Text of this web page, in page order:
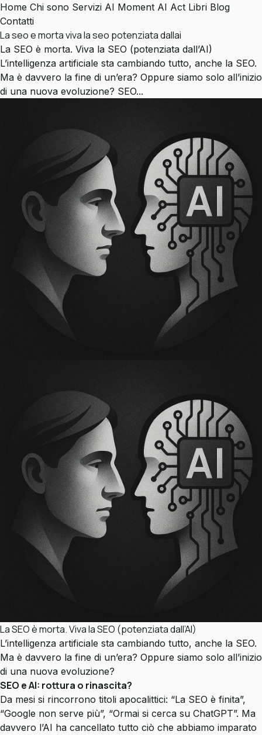
Home Chi sono Servizi AI Moment AI Act Libri Blog
Contatti
La seo e morta viva la seo potenziata dallai
La SEO è morta. Viva la SEO (potenziata dall’AI)
L’intelligenza artificiale sta cambiando tutto, anche la SEO.
Ma è davvero la fine di un’era? Oppure siamo solo all’inizio
di una nuova evoluzione? SEO...
La SEO è morta. Viva la SEO (potenziata dall’AI)
L’intelligenza artificiale sta cambiando tutto, anche la SEO.
Ma è davvero la fine di un’era? Oppure siamo solo all’inizio
di una nuova evoluzione?
SEO e AI: rottura o rinascita?
Da mesi si rincorrono titoli apocalittici: “La SEO è finita”,
“Google non serve più”, “Ormai si cerca su ChatGPT”. Ma
davvero l’AI ha cancellato tutto ciò che abbiamo imparato